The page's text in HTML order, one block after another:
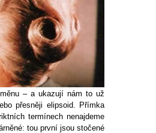
– a ukazují nám to už
přesněji elipsoid. Přímka
termínech nenajdeme
tou první jsou stočené